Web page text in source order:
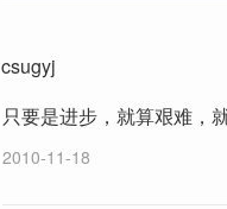
csugyj
只要是进步，就算艰难，
2010-11-18